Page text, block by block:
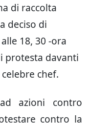
di raccolta
deciso di
18, 30 -ora
protesta davanti
chef.
azioni contro
contro la